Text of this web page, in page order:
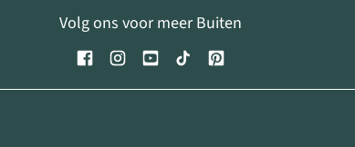
Volg ons voor meer Buiten